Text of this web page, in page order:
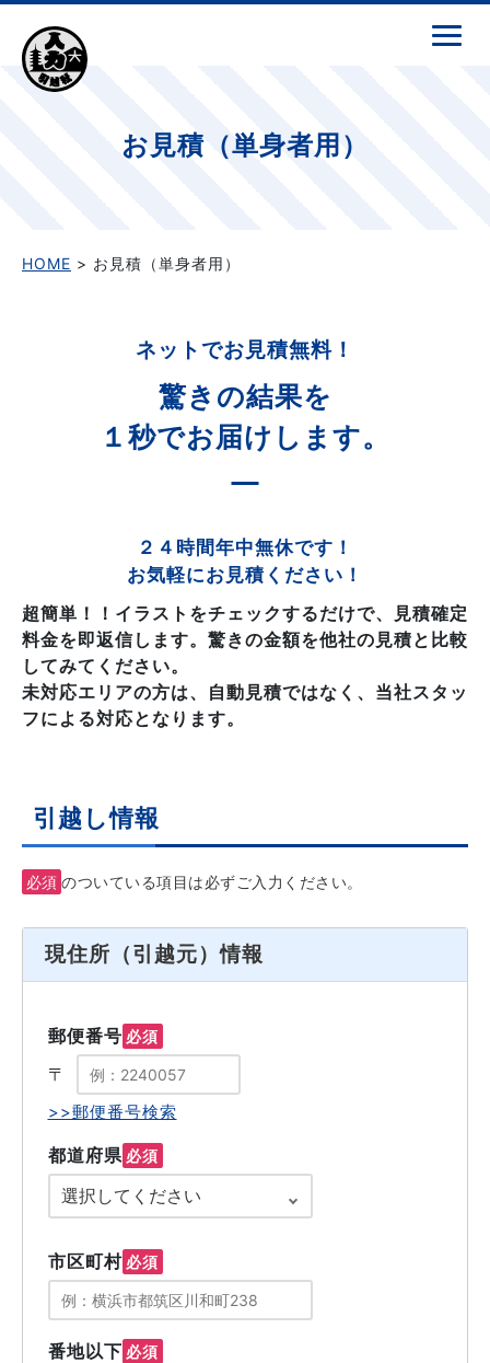
お見積（単身者用）
HOME > お見積（単身者用）
ネットでお見積無料！
驚きの結果を
１秒でお届けします。
２４時間年中無休です！
お気軽にお見積ください！
超簡単！！イラストをチェックするだけで、見積確定
料金を即返信します。驚きの金額を他社の見積と比較
してみてください。
未対応エリアの方は、自動見積ではなく、当社スタッ
フによる対応となります。
引越し情報
必須 のついている項目は必ずご入力ください。
現住所（引越元）情報
郵便番号 必須
〒
>>郵便番号検索
都道府県 必須
市区町村 必須
番地以下 必須